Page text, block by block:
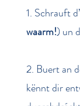
1. Schrauft
waarm!) un
2. Buert an
kënnt dir